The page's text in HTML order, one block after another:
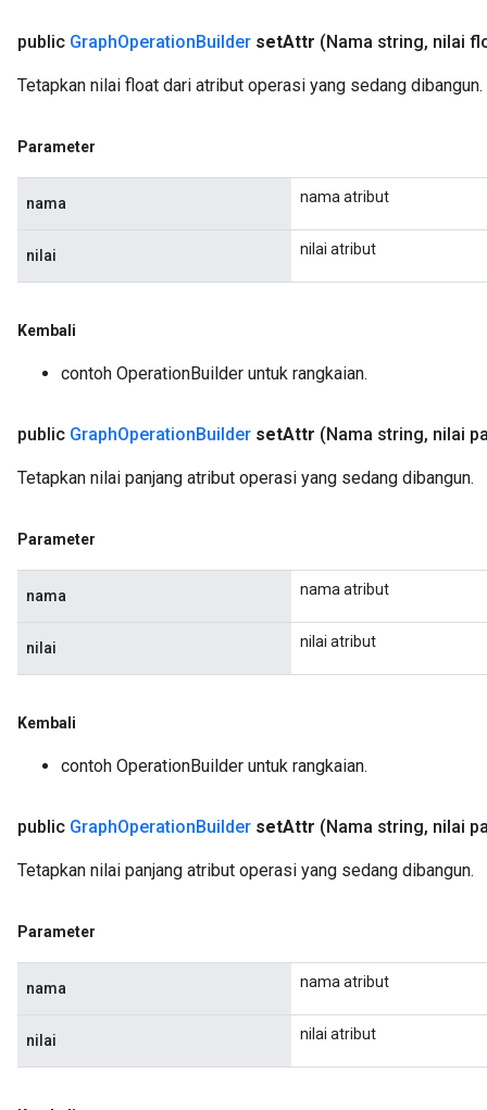
public GraphOperationBuilder setAttr (Nama string, nilai
Tetapkan nilai float dari atribut operasi yang sedang dibangun.
Parameter
nama nama atribut
nilai nilai atribut
Kembali
contoh OperationBuilder untuk rangkaian.
public GraphOperationBuilder setAttr (Nama string, nilai
Tetapkan nilai panjang atribut operasi yang sedang dibangun.
Parameter
nama nama atribut
nilai nilai atribut
Kembali
contoh OperationBuilder untuk rangkaian.
public GraphOperationBuilder setAttr (Nama string, nilai
Tetapkan nilai panjang atribut operasi yang sedang dibangun.
Parameter
nama nama atribut
nilai nilai atribut